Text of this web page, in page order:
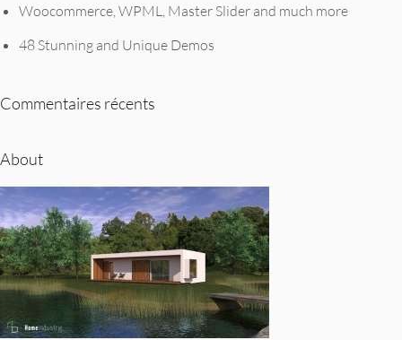
Woocommerce, WPML, Master Slider and much more
48 Stunning and Unique Demos
Commentaires récents
About